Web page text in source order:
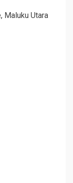
Maluku Utara